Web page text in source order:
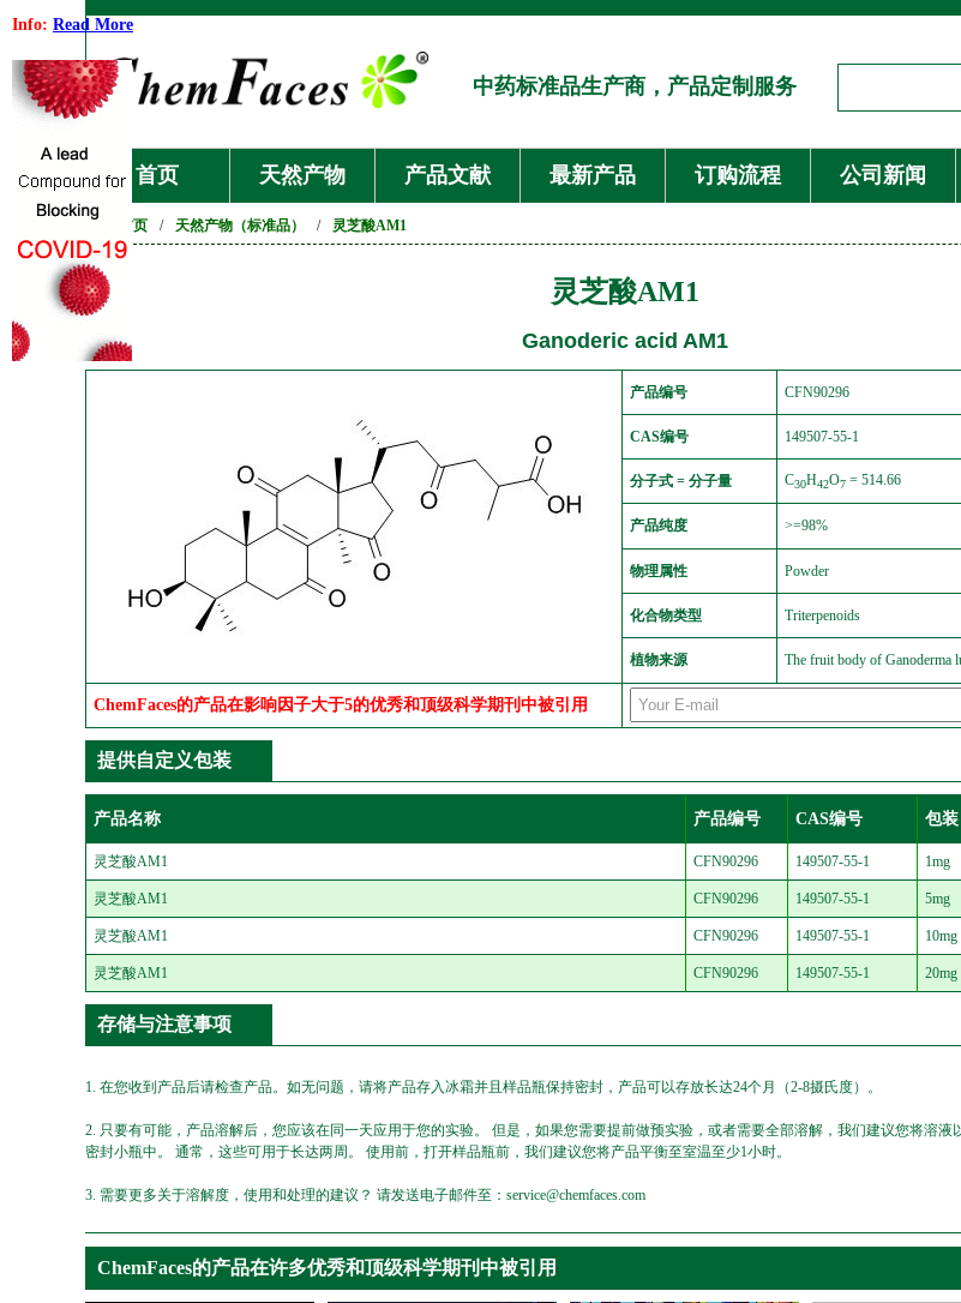
Info: Read More
中药标准品生产商，产品定制服务
首页 天然产物 产品文献 最新产品 订购流程 公司新闻
首页 / 天然产物（标准品） / 灵芝酸AM1
灵芝酸AM1
Ganoderic acid AM1
产品编号 CFN90296
CAS编号 149507-55-1
分子式 = 分子量 C30H42O7 = 514.66
产品纯度 >=98%
物理属性 Powder
化合物类型 Triterpenoids
植物来源 The fruit body of Ganoderma
ChemFaces的产品在影响因子大于5的优秀和顶级科学期刊中被引用
提供自定义包装
产品名称 产品编号 CAS编号 包装
灵芝酸AM1 CFN90296 149507-55-1 1mg
灵芝酸AM1 CFN90296 149507-55-1 5mg
灵芝酸AM1 CFN90296 149507-55-1 10mg
灵芝酸AM1 CFN90296 149507-55-1 20mg
存储与注意事项
1. 在您收到产品后请检查产品。如无问题，请将产品存入冰霜并且样品瓶保持密封，产品可以存放长达24个月（2-8摄氏度）。
2. 只要有可能，产品溶解后，您应该在同一天应用于您的实验。 但是，如果您需要提前做预实验，或者需要全部溶解，我们建议您将溶
密封小瓶中。 通常，这些可用于长达两周。 使用前，打开样品瓶前，我们建议您将产品平衡至室温至少1小时。
3. 需要更多关于溶解度，使用和处理的建议？ 请发送电子邮件至：service@chemfaces.com
ChemFaces的产品在许多优秀和顶级科学期刊中被引用